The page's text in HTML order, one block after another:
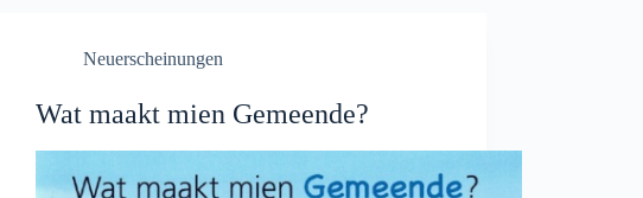
Neuerscheinungen
Wat maakt mien Gemeende?